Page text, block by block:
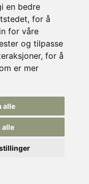
en bedre
, for å
for våre
og tilpasse
, for å
er mer
alle
alle
©Norsk Husisolering AS